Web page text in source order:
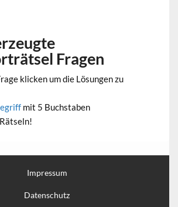
Fragen
klicken um die Lösungen zu
mit 5 Buchstaben
Impressum
Datenschutz